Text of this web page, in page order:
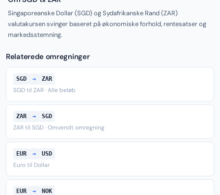
Singaporeanske Dollar (SGD) og Sydafrikanske Rand (ZAR)
valutakursen svinger baseret på økonomiske forhold, rentesatser og
markedsstemning.
Relaterede omregninger
SGD → ZAR
SGD til ZAR · Alle beløb
ZAR → SGD
ZAR til SGD · Omvendt omregning
EUR → USD
Euro til Dollar
EUR → NOK